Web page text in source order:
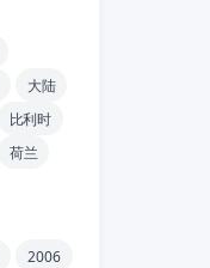
大陆
比利时
荷兰
2006